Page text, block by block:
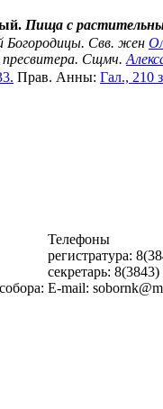
Пища с
Богородицы. Свв. жен
пресвитера. Сщмч.
Прав. Анны: Гал., 210
Телефоны
регистратура:
секретарь:
E-mail: